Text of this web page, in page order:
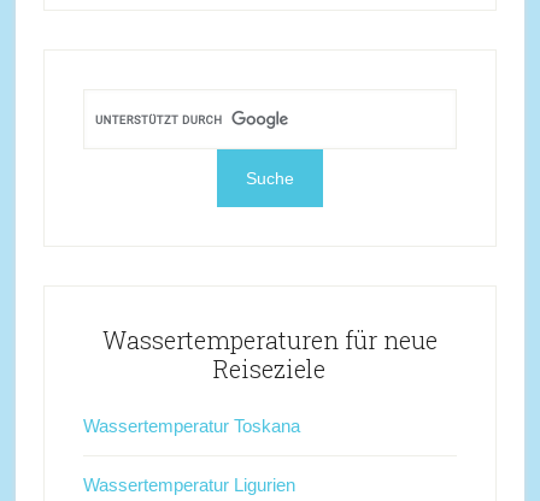
Wassertemperaturen für neue
Reiseziele
Wassertemperatur Toskana
Wassertemperatur Ligurien